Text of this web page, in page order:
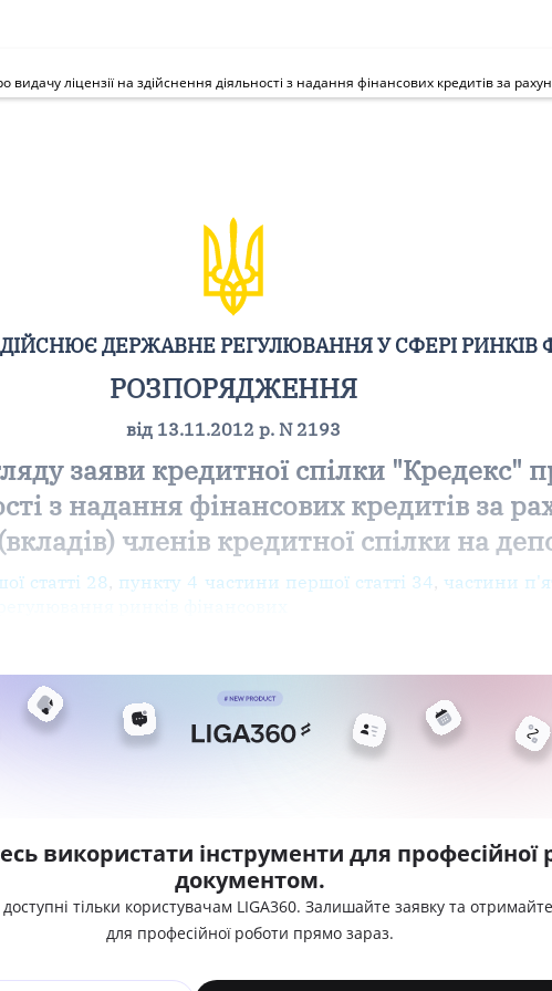
ДЕРЖАВНЕ РЕГУЛЮВАННЯ У СФЕРІ РИНКІВ
РОЗПОРЯДЖЕННЯ
від 13.11.2012 р. N 2193
заяви кредитної спілки "Кредекс"
з надання фінансових кредитів за
членів кредитної спілки на
статті 28 , пункту 4 частини першої статті 34, частини
використати інструменти для професійної
документом.
тільки користувачам LIGA360. Залишайте заявку та
для професійної роботи прямо зараз.